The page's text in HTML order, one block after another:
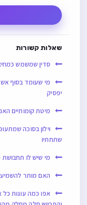
שאלות קשורות
סדין שמשמש
מי שעומד בסוף
יפסיק
מיטת קומותיים
וילון בסוכה
שתחתיו
מי שיש לו תחבושת
האם מותר להשמיע
אפו כמה עוגות